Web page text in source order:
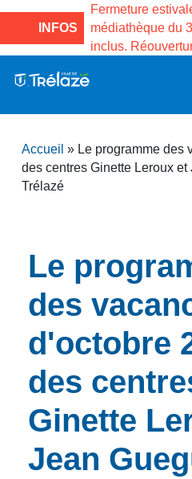
INFOS
la Maison des
de Gama du
Fermeture
médiathèque du
inclus.
et d’animations
Projets
– Jumelage
Accueil » Le programme des
des centres Ginette Leroux
Trélazé
Le
des
d'octobre
des
Ginette
Jean